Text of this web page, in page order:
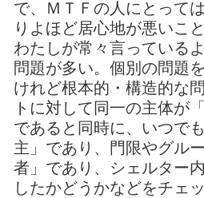
で、ＭＴＦの人にとって
りよほど居心地が悪いこ
わたしが常々言っている
問題が多い。個別の問題
けれど根本的・構造的な
トに対して同一の主体が
であると同時に、いつで
主」であり、門限やグル
者」であり、シェルター
したかどうかなどをチェ